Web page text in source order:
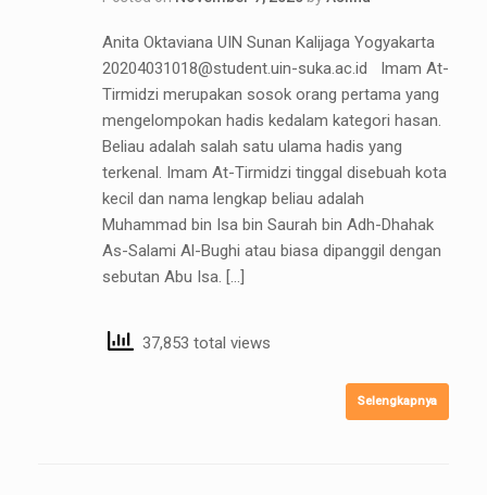
Anita Oktaviana UIN Sunan Kalijaga Yogyakarta
20204031018@student.uin-suka.ac.id Imam At-
Tirmidzi merupakan sosok orang pertama yang
mengelompokan hadis kedalam kategori hasan.
Beliau adalah salah satu ulama hadis yang
terkenal. Imam At-Tirmidzi tinggal disebuah kota
kecil dan nama lengkap beliau adalah
Muhammad bin Isa bin Saurah bin Adh-Dhahak
As-Salami Al-Bughi atau biasa dipanggil dengan
sebutan Abu Isa. […]
37,853 total views
Selengkapnya